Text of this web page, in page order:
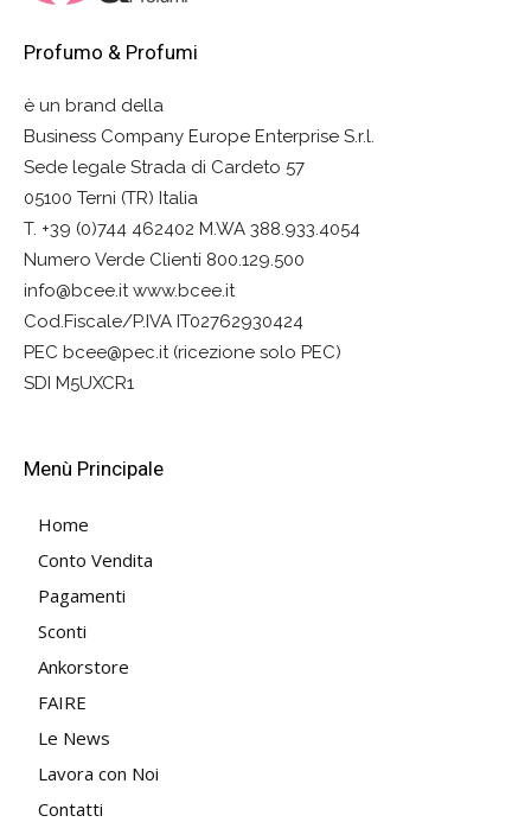
Profumo & Profumi
è un brand della
Business Company Europe Enterprise S.r.l.
Sede legale Strada di Cardeto 57
05100 Terni (TR) Italia
T. +39 (0)744 462402 M.WA 388.933.4054
Numero Verde Clienti 800.129.500
info@bcee.it www.bcee.it
Cod.Fiscale/P.IVA IT02762930424
PEC bcee@pec.it (ricezione solo PEC)
SDI M5UXCR1
Menù Principale
Home
Conto Vendita
Pagamenti
Sconti
Ankorstore
FAIRE
Le News
Lavora con Noi
Contatti